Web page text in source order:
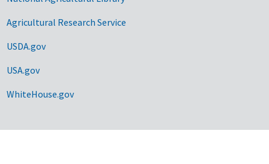
Agricultural Research Service
USDA.gov
USA.gov
WhiteHouse.gov